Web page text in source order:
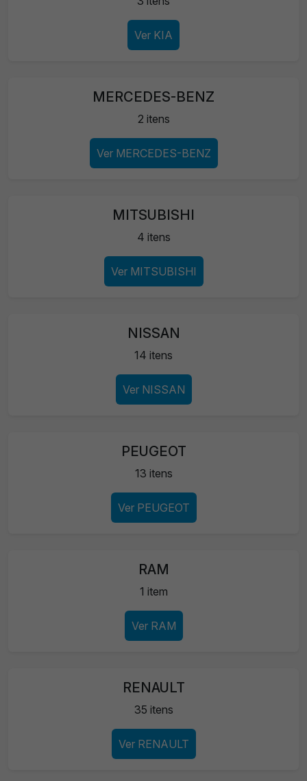
Ver KIA
MERCEDES-BENZ
2 itens
Ver MERCEDES-BENZ
MITSUBISHI
4 itens
Ver MITSUBISHI
NISSAN
14 itens
Ver NISSAN
PEUGEOT
13 itens
Ver PEUGEOT
RAM
1 item
Ver RAM
RENAULT
35 itens
Ver RENAULT